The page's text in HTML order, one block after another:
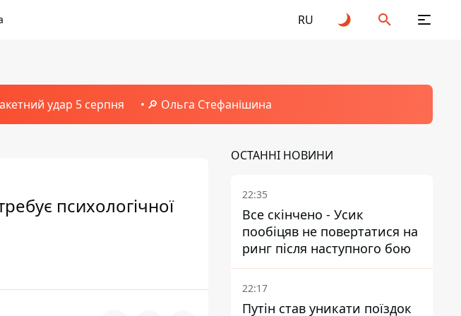
RU
удар 5 серпня 🔎 Ольга Стефанішина
психологічної
ОСТАННІ НОВИНИ
22:35
Все скінчено - Усик
пообіцяв не повертатися на
ринг після наступного бою
22:17
Путін став уникати поїздок